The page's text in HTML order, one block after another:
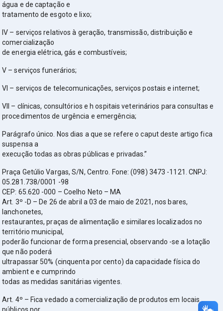
água e de captação e
tratamento de esgoto e lixo;
IV – serviços relativos à geração, transmissão, distribuição e
comercialização
de energia elétrica, gás e combustíveis;
V – serviços funerários;
VI – serviços de telecomunicações, serviços postais e internet;
VII – clínicas, consultórios e h ospitais veterinários para consultas e
procedimentos de urgência e emergência;
Parágrafo único. Nos dias a que se refere o caput deste artigo fica
suspensa a
execução todas as obras públicas e privadas.”
Praça Getúlio Vargas, S/N, Centro. Fone: (098) 3473 -1121. CNPJ:
05.281.738/0001 -98
CEP: 65.620 -000 – Coelho Neto – MA
Art. 3º -D – De 26 de abril a 03 de maio de 2021, nos bares,
lanchonetes,
restaurantes, praças de alimentação e similares localizados no
território municipal,
poderão funcionar de forma presencial, observando -se a lotação
que não poderá
ultrapassar 50% (cinquenta por cento) da capacidade física do
ambient e e cumprindo
todas as medidas sanitárias vigentes.
Art. 4º – Fica vedado a comercialização de produtos em locais